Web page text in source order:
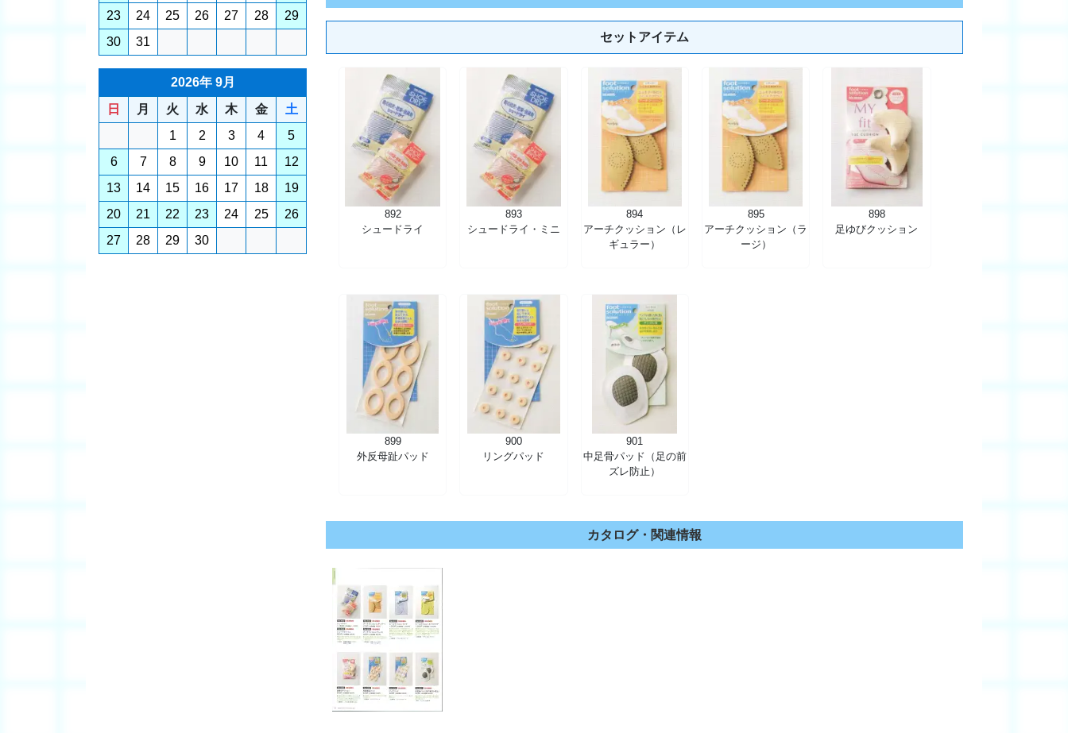
23
24 25 26 27 28
29
30
31
2026年 9月
日
月 火 水 木 金
土
1
2 3 4
5
6
7 8 9 10 11
12
13
14 15 16 17 18
19
20
21 22 23 24 25
26
27
28 29 30
セットアイテム
892
シュードライ
893
シュードライ・ミニ
894
アーチクッション（レ
ギュラー）
895
アーチクッション（ラ
ージ）
898
足ゆびクッション
899
外反母趾パッド
900
リングパッド
901
中足骨パッド（足の前
ズレ防止）
カタログ・関連情報